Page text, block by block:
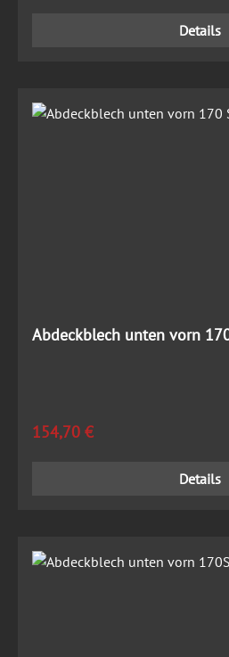
Details
Abdeckblech unten vorn
Regulärer Preis:
154,70 €
Details